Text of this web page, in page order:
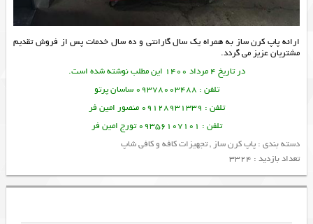
ارائه پاپ کرن ساز به همراه یک سال گارانتی و ده سال خدمات پس از فروش تقدیم
مشتریان عزیز می گردد.
در تاریخ 4 مرداد 1400 این مطلب نوشته شده است.
تلفن : 09378003488 ساسان پرتو
تلفن : 09128931339 منصور امین فر
تلفن : 09356107101 تورج امین فر
دسته بندی : پاپ کرن ساز ,تجهیزات کافه و کافی شاپ
تعداد بازدید : 3324